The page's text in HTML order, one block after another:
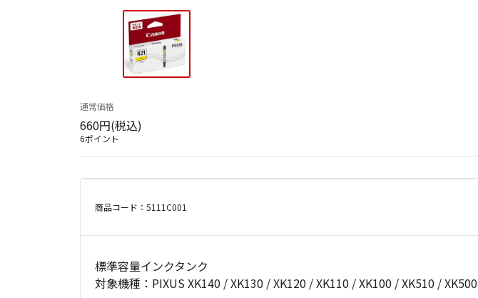
通常価格
660円(税込)
6ポイント
商品コード：5111C001
標準容量インクタンク
対象機種：PIXUS XK140 / XK130 / XK120 / XK110 / XK100 / XK510 / XK500